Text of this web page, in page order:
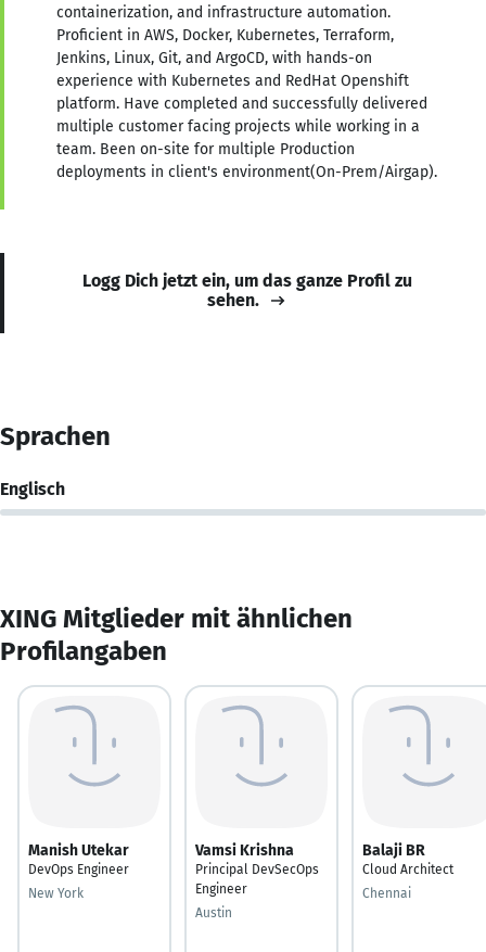
containerization, and infrastructure automation.
Proficient in AWS, Docker, Kubernetes, Terraform,
Jenkins, Linux, Git, and ArgoCD, with hands-on
experience with Kubernetes and RedHat Openshift
platform. Have completed and successfully delivered
multiple customer facing projects while working in a
team. Been on-site for multiple Production
deployments in client's environment(On-Prem/Airgap).
Logg Dich jetzt ein, um das ganze Profil zu
sehen.
Sprachen
Englisch
XING Mitglieder mit ähnlichen
Profilangaben
Manish Utekar
DevOps Engineer
New York
Vamsi Krishna
Principal DevSecOps
Engineer
Austin
Balaji BR
Cloud Architect
Chennai